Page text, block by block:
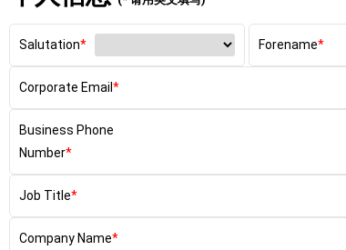
Salutation Forename
Corporate Email
Business Phone
Number
Job Title
Company Name